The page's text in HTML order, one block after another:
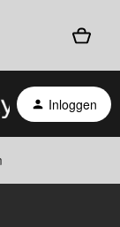
Inloggen